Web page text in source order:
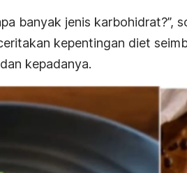
banyak jenis karbohidrat?”,
kepentingan diet
kepadanya.